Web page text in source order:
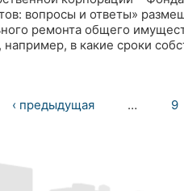
вопросы и ответы»
ремонта общего
например, в какие сроки
‹ предыдущая … 9